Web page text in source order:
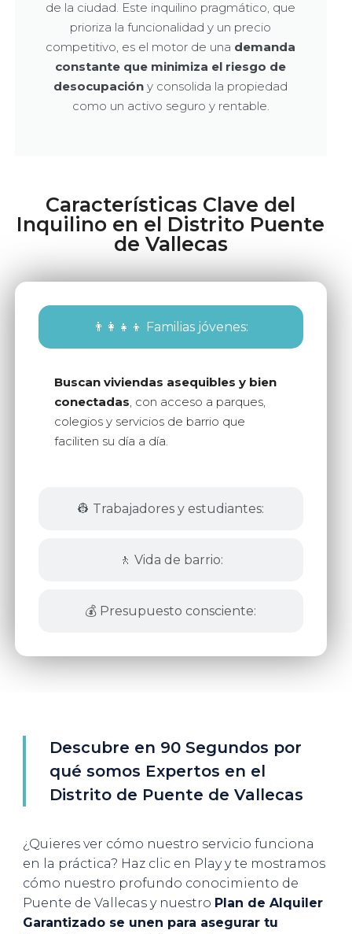
de la ciudad. Este inquilino pragmático, que
prioriza la funcionalidad y un precio
competitivo, es el motor de una demanda
constante que minimiza el riesgo de
desocupación y consolida la propiedad
como un activo seguro y rentable.
Características Clave del
Inquilino en el Distrito Puente
de Vallecas
👨‍👩‍👧‍👦 Familias jóvenes:
👷 Trabajadores y estudiantes:
🚶 Vida de barrio:
💰 Presupuesto consciente:
Buscan viviendas asequibles y bien
conectadas , con acceso a parques,
colegios y servicios de barrio que
faciliten su día a día.
Descubre en 90 Segundos por
qué somos Expertos en el
Distrito de Puente de Vallecas
¿Quieres ver cómo nuestro servicio funciona
en la práctica? Haz clic en Play y te mostramos
cómo nuestro profundo conocimiento de
Puente de Vallecas y nuestro Plan de Alquiler
Garantizado se unen para asegurar tu